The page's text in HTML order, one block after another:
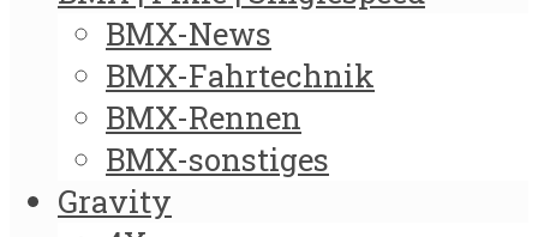
BMX-News
BMX-Fahrtechnik
BMX-Rennen
BMX-sonstiges
Gravity